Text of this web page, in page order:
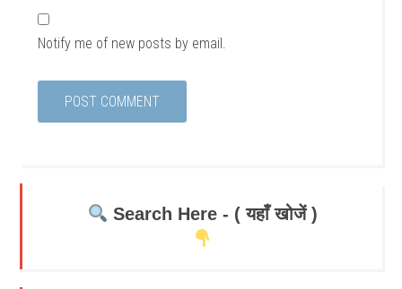
Notify me of new posts by email.
Search Here - ( यहाँ खोजें )